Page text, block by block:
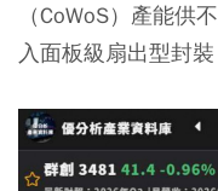
（CoWoS）產能供
入面板級扇出型封裝